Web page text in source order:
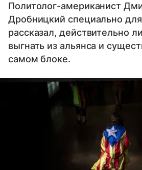
Политолог-американист
Дробницкий специально
рассказал, действительно
выгнать из альянса и
самом блоке.